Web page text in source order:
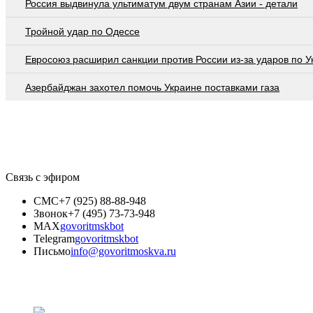
Россия выдвинула ультиматум двум странам Азии - детали
Тройной удар по Одессe
Евросоюз расширил санкции против России из-за ударов по
Азербайджан захотел помочь Украине поставками газа
Связь с эфиром
СМС+7 (925) 88-88-948
Звонок+7 (495) 73-73-948
MAXgovoritmskbot
Telegramgovoritmskbot
Письмоinfo@govoritmoskva.ru